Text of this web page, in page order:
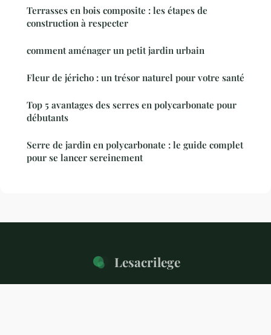
Terrasses en bois composite : les étapes de
construction à respecter
comment aménager un petit jardin urbain
Fleur de jéricho : un trésor naturel pour votre santé
Top 5 avantages des serres en polycarbonate pour
débutants
Serre de jardin en polycarbonate : le guide complet
pour se lancer sereinement
Lesacrilege